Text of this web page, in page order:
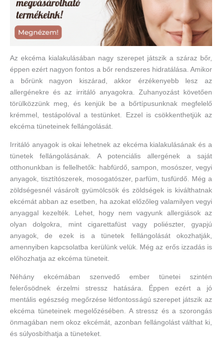
Az ekcéma kialakulásában nagy szerepet játszik a száraz bőr,
éppen ezért nagyon fontos a bőr rendszeres hidratálása. Amikor
a bőrünk nagyon kiszárad, akkor érzékenyebb lesz az
allergénekre és az irritáló anyagokra. Zuhanyozást követően
törülközzünk meg, és kenjük be a bőrtípusunknak megfelelő
krémmel, testápolóval a testünket. Ezzel is csökkenthetjük az
ekcéma tüneteinek fellángolását.
Irritáló anyagok is okai lehetnek az ekcéma kialakulásának és a
tünetek fellángolásának. A potenciális allergének a saját
otthonunkban is fellelhetők: habfürdő, sampon, mosószer, vegyi
anyagok, tisztítószerek, mosogatószer, parfüm, tusfürdő. Még a
zöldségesnél vásárolt gyümölcsök és zöldségek is kiválthatnak
ekcémát abban az esetben, ha azokat előzőleg valamilyen vegyi
anyaggal kezelték. Lehet, hogy nem vagyunk allergiások az
olyan dolgokra, mint cigarettafüst vagy poliészter, gyapjú
anyagok, de ezek is a tünetek fellángolását okozhatják,
amennyiben kapcsolatba kerülünk velük. Még az erős izzadás is
előhozhatja az ekcéma tüneteit.
Néhány ekcémában szenvedő ember tünetei szintén
felerősödnek érzelmi stressz hatására. Éppen ezért a jó
mentális egészség megőrzése létfontosságú szerepet játszik az
ekcéma tüneteinek megelőzésében. A stressz és a szorongás
önmagában nem okoz ekcémát, azonban fellángolást válthat ki,
és súlyosbíthatja a tüneteket.